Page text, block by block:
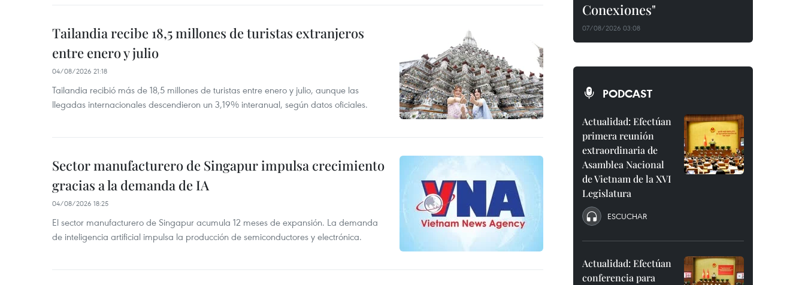
Tailandia recibe 18,5 millones de turistas extranjeros
entre enero y julio
04/08/2026 21:18
Tailandia recibió más de 18,5 millones de turistas entre enero y julio, aunque las
llegadas internacionales descendieron un 3,19% interanual, según datos oficiales.
Sector manufacturero de Singapur impulsa crecimiento
gracias a la demanda de IA
04/08/2026 18:25
El sector manufacturero de Singapur acumula 12 meses de expansión. La demanda
de inteligencia artificial impulsa la producción de semiconductores y electrónica.
Conexiones"
07/08/2026 03:08
PODCAST
Actualidad: Efectúan
primera reunión
extraordinaria de
Asamblea Nacional
de Vietnam de la XVI
Legislatura
ESCUCHAR
Actualidad: Efectúan
conferencia para